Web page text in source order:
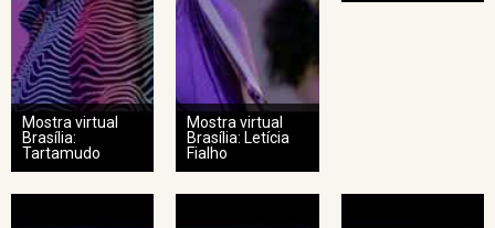
Mostra virtual
Brasília:
Tartamudo
Mostra virtual
Brasília: Letícia
Fialho